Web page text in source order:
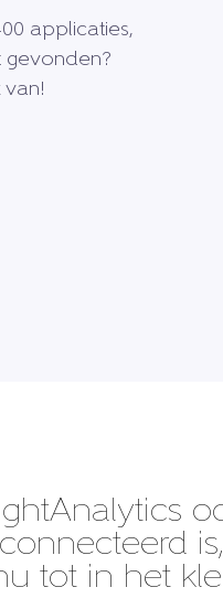
applicaties,
gevonden?
tot in het